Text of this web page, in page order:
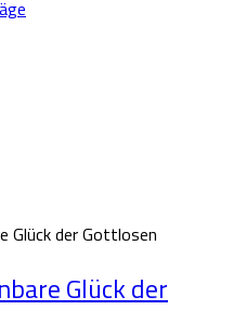
Glück der Gottlosen
Glück der